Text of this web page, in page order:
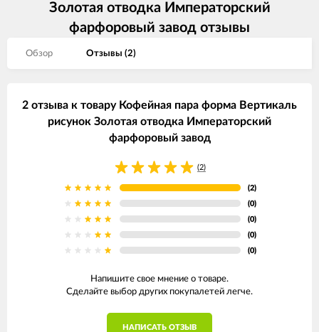
Золотая отводка Императорский
фарфоровый завод отзывы
Обзор Отзывы (2)
2 отзыва к товару Кофейная пара форма Вертикаль
рисунок Золотая отводка Императорский
фарфоровый завод
(2)
(2)
(0)
(0)
(0)
(0)
Напишите свое мнение о товаре.
Сделайте выбор других покупалетей легче.
НАПИСАТЬ ОТЗЫВ